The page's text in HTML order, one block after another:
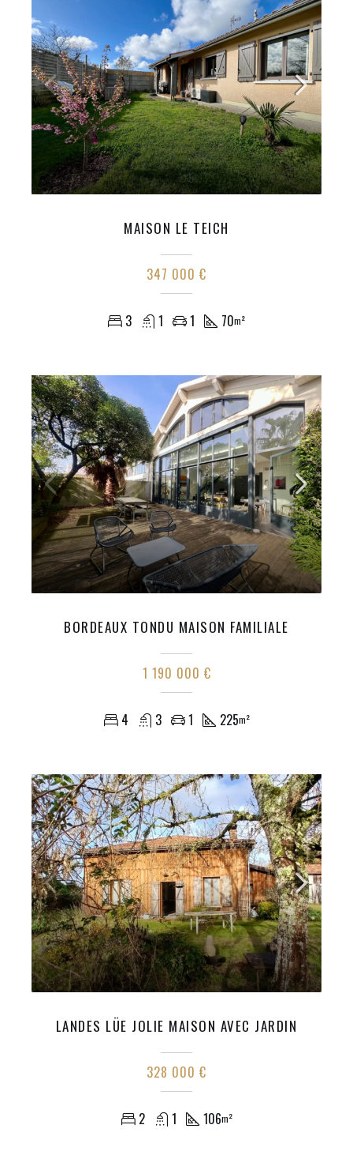
MAISON LE TEICH
347 000 €
3 1 1 70m²
BORDEAUX TONDU MAISON FAMILIALE
1 190 000 €
4 3 1 225m²
LANDES LÜE JOLIE MAISON AVEC JARDIN
328 000 €
2 1 106m²